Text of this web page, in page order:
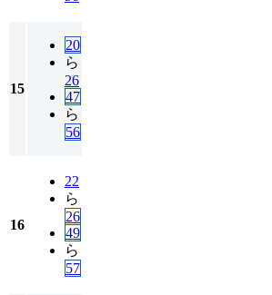
15
20
ら
26
47
ら
56
16
22
ら
26
49
ら
57